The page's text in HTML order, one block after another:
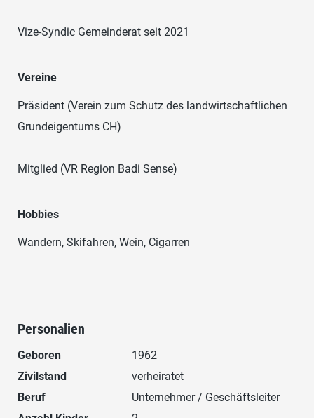
Vize-Syndic Gemeinderat seit 2021
Vereine
Präsident (Verein zum Schutz des landwirtschaftlichen
Grundeigentums CH)
Mitglied (VR Region Badi Sense)
Hobbies
Wandern, Skifahren, Wein, Cigarren
Personalien
Geboren
1962
Zivilstand
verheiratet
Beruf
Unternehmer / Geschäftsleiter